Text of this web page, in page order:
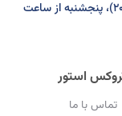
شنبه تا چهارشنبه از ساعت (۱۰ الی ۲۰)، پنجشنبه از ساعت
استور
تماس با ما